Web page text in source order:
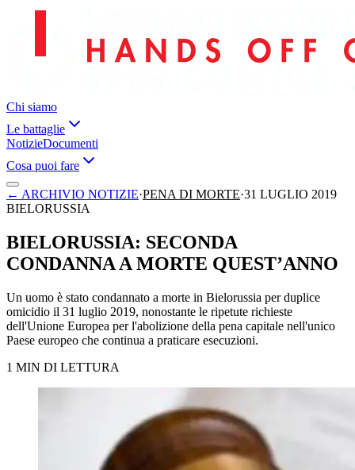
Chi siamo
Le battaglie
NotizieDocumenti
Cosa puoi fare
← ARCHIVIO NOTIZIE·PENA DI MORTE·31 LUGLIO 2019
BIELORUSSIA
BIELORUSSIA: SECONDA
CONDANNA A MORTE QUEST’ANNO
Un uomo è stato condannato a morte in Bielorussia per duplice
omicidio il 31 luglio 2019, nonostante le ripetute richieste
dell'Unione Europea per l'abolizione della pena capitale nell'unico
Paese europeo che continua a praticare esecuzioni.
1 MIN DI LETTURA